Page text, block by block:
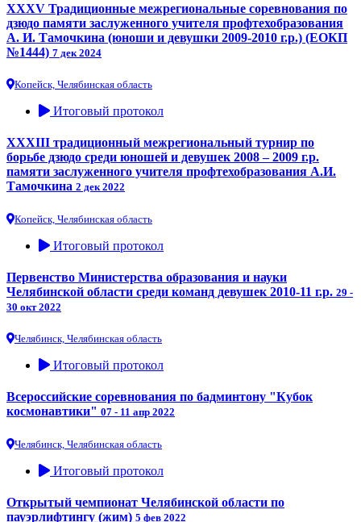
XXXV Традиционные межрегиональные соревнования по
дзюдо памяти заслуженного учителя профтехобразования
А. И. Тамочкина (юноши и девушки 2009-2010 г.р.) (ЕОКП
№1444) 7 дек 2024
Копейск, Челябинская область
Итоговый протокол
XXXIII традиционный межрегиональный турнир по
борьбе дзюдо среди юношей и девушек 2008 – 2009 г.р.
памяти заслуженного учителя профтехобразования А.И.
Тамочкина 2 дек 2022
Копейск, Челябинская область
Итоговый протокол
Первенство Министерства образования и науки
Челябинской области среди команд девушек 2010-11 г.р. 29 -
30 окт 2022
Челябинск, Челябинская область
Итоговый протокол
Всероссийские соревнования по бадминтону "Кубок
космонавтики" 07 - 11 апр 2022
Челябинск, Челябинская область
Итоговый протокол
Открытый чемпионат Челябинской области по
пауэрлифтингу (жим) 5 фев 2022